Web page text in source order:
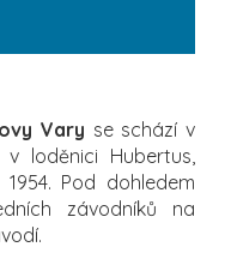
Vary se schází v
loděnici Hubertus,
Pod dohledem
závodníků na